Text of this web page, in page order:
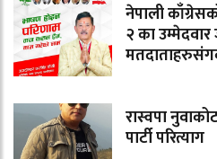
नेपाली
२ का
रास्वपा
पार्टी परित्याग